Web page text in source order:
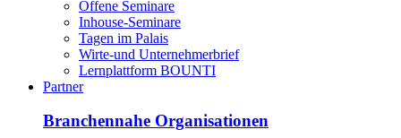
Offene Seminare
Inhouse-Seminare
Tagen im Palais
Wirte-und Unternehmerbrief
Lernplattform BOUNTI
Partner
Branchennahe Organisationen